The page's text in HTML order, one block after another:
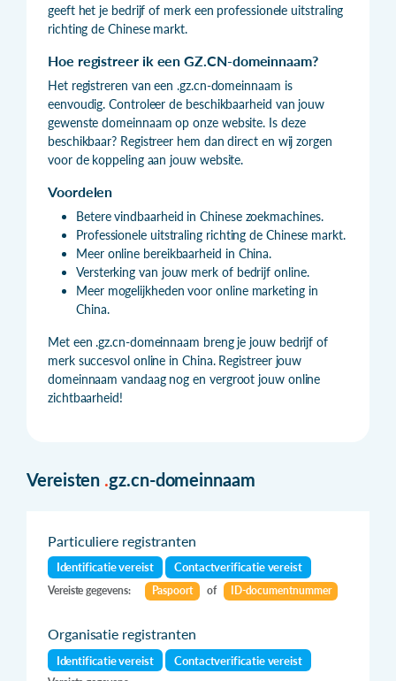
geeft het je bedrijf of merk een professionele uitstraling
richting de Chinese markt.
Hoe registreer ik een GZ.CN-domeinnaam?
Het registreren van een .gz.cn-domeinnaam is
eenvoudig. Controleer de beschikbaarheid van jouw
gewenste domeinnaam op onze website. Is deze
beschikbaar? Registreer hem dan direct en wij zorgen
voor de koppeling aan jouw website.
Voordelen
Betere vindbaarheid in Chinese zoekmachines.
Professionele uitstraling richting de Chinese markt.
Meer online bereikbaarheid in China.
Versterking van jouw merk of bedrijf online.
Meer mogelijkheden voor online marketing in
China.
Met een .gz.cn-domeinnaam breng je jouw bedrijf of
merk succesvol online in China. Registreer jouw
domeinnaam vandaag nog en vergroot jouw online
zichtbaarheid!
Vereisten .gz.cn-domeinnaam
Particuliere registranten
Identificatie vereist Contactverificatie vereist
Vereiste gegevens: Paspoort of ID-documentnummer
Organisatie registranten
Identificatie vereist Contactverificatie vereist